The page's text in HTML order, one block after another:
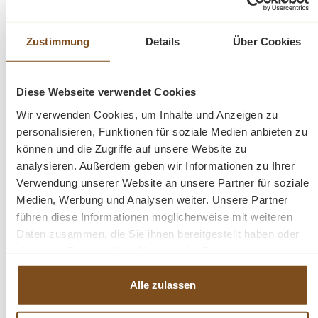
Zustimmung Details Über Cookies
Diese Webseite verwendet Cookies
Wir verwenden Cookies, um Inhalte und Anzeigen zu
personalisieren, Funktionen für soziale Medien anbieten zu
können und die Zugriffe auf unsere Website zu
analysieren. Außerdem geben wir Informationen zu Ihrer
Verwendung unserer Website an unsere Partner für soziale
Medien, Werbung und Analysen weiter. Unsere Partner
führen diese Informationen möglicherweise mit weiteren
Daten zusammen, die Sie ihnen bereitgestellt haben oder
haben.
Alle zulassen
In verschiedenen Größen und Holzarten erhältlich!!
Details:
Teakholz massiv
recyceltes Teakholz
schöne Maserung
fertig montiert
2-teilig
Landhaus Möbel
Fragen zum Produkt?